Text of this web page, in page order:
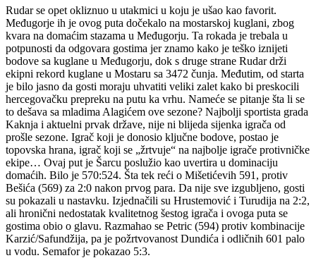
Rudar se opet okliznuo u utakmici u koju je ušao kao favorit.
Međugorje ih je ovog puta dočekalo na mostarskoj kuglani, zbog
kvara na domaćim stazama u Međugorju. Ta rokada je trebala u
potpunosti da odgovara gostima jer znamo kako je teško iznijeti
bodove sa kuglane u Međugorju, dok s druge strane Rudar drži
ekipni rekord kuglane u Mostaru sa 3472 čunja. Međutim, od starta
je bilo jasno da gosti moraju uhvatiti veliki zalet kako bi preskocili
hercegovačku prepreku na putu ka vrhu. Nameće se pitanje šta li se
to dešava sa mladima Alagićem ove sezone? Najbolji sportista grada
Kaknja i aktuelni prvak države, nije ni blijeda sijenka igrača od
prošle sezone. Igrač koji je donosio ključne bodove, postao je
topovska hrana, igrač koji se „žrtvuje“ na najbolje igrače protivničke
ekipe… Ovaj put je Šarcu poslužio kao uvertira u dominaciju
domaćih. Bilo je 570:524. Šta tek reći o Mišetićevih 591, protiv
Bešića (569) za 2:0 nakon prvog para. Da nije sve izgubljeno, gosti
su pokazali u nastavku. Izjednačili su Hrustemović i Turudija na 2:2,
ali hronični nedostatak kvalitetnog šestog igrača i ovoga puta se
gostima obio o glavu. Razmahao se Petric (594) protiv kombinacije
Karzić/Safundžija, pa je požrtvovanost Dundića i odličnih 601 palo
u vodu. Semafor je pokazao 5:3.